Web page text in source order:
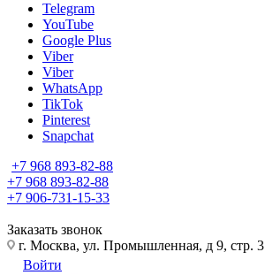
Telegram
YouTube
Google Plus
Viber
Viber
WhatsApp
TikTok
Pinterest
Snapchat
+7 968 893-82-88
+7 968 893-82-88
+7 906-731-15-33
Заказать звонок
г. Москва, ул. Промышленная, д 9, стр. 3
Войти